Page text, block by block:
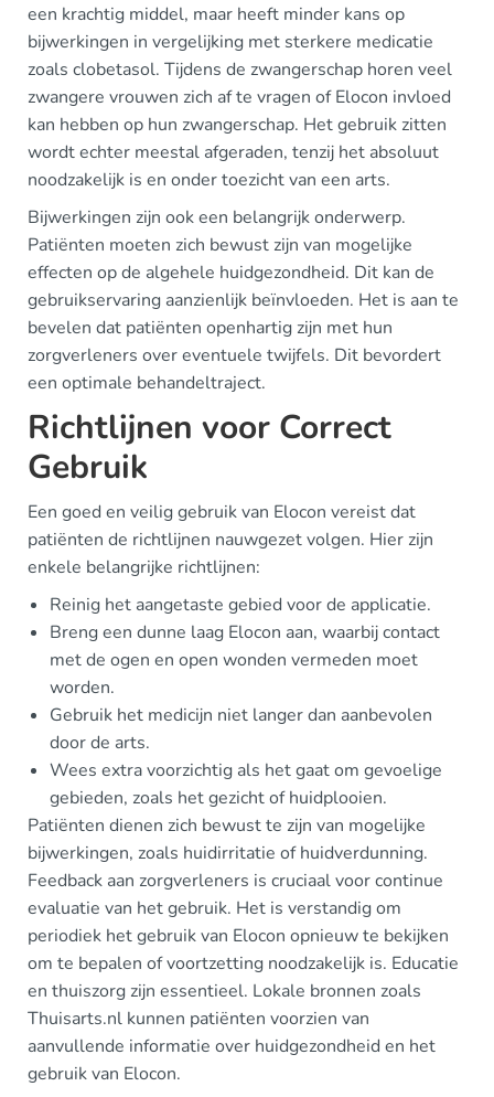
een krachtig middel, maar heeft minder kans op
bijwerkingen in vergelijking met sterkere medicatie
zoals clobetasol. Tijdens de zwangerschap horen veel
zwangere vrouwen zich af te vragen of Elocon invloed
kan hebben op hun zwangerschap. Het gebruik zitten
wordt echter meestal afgeraden, tenzij het absoluut
noodzakelijk is en onder toezicht van een arts.
Bijwerkingen zijn ook een belangrijk onderwerp.
Patiënten moeten zich bewust zijn van mogelijke
effecten op de algehele huidgezondheid. Dit kan de
gebruikservaring aanzienlijk beïnvloeden. Het is aan te
bevelen dat patiënten openhartig zijn met hun
zorgverleners over eventuele twijfels. Dit bevordert
een optimale behandeltraject.
Richtlijnen voor Correct
Gebruik
Een goed en veilig gebruik van Elocon vereist dat
patiënten de richtlijnen nauwgezet volgen. Hier zijn
enkele belangrijke richtlijnen:
Reinig het aangetaste gebied voor de applicatie.
Breng een dunne laag Elocon aan, waarbij contact
met de ogen en open wonden vermeden moet
worden.
Gebruik het medicijn niet langer dan aanbevolen
door de arts.
Wees extra voorzichtig als het gaat om gevoelige
gebieden, zoals het gezicht of huidplooien.
Patiënten dienen zich bewust te zijn van mogelijke
bijwerkingen, zoals huidirritatie of huidverdunning.
Feedback aan zorgverleners is cruciaal voor continue
evaluatie van het gebruik. Het is verstandig om
periodiek het gebruik van Elocon opnieuw te bekijken
om te bepalen of voortzetting noodzakelijk is. Educatie
en thuiszorg zijn essentieel. Lokale bronnen zoals
Thuisarts.nl kunnen patiënten voorzien van
aanvullende informatie over huidgezondheid en het
gebruik van Elocon.